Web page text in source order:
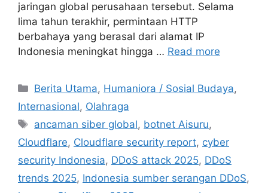
jaringan global perusahaan tersebut. Selama
lima tahun terakhir, permintaan HTTP
berbahaya yang berasal dari alamat IP
Indonesia meningkat hingga … Read more
C
a
e
g
o
r
Berita Utama, Humaniora / Sosial Budaya,
Internasional, Olahraga
T
a
s
ancaman siber global, botnet Aisuru,
Cloudflare, Cloudflare security report, cyber
security Indonesia, DDoS attack 2025, DDoS
trends 2025, Indonesia sumber serangan DDoS,